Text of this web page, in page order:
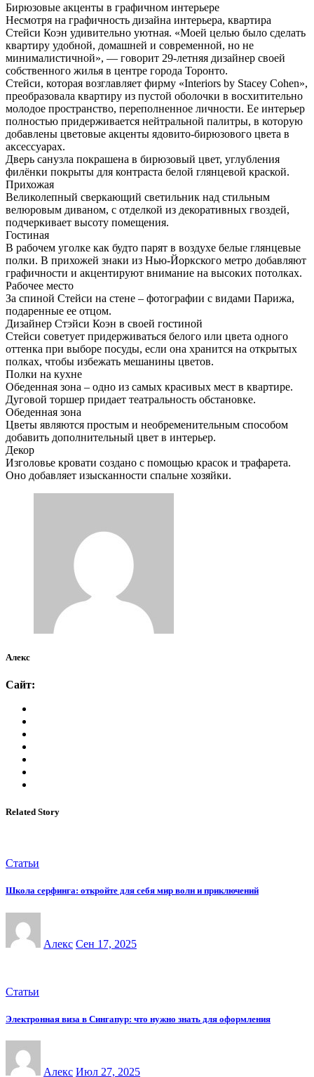
Бирюзовые акценты в графичном интерьере
Несмотря на графичность дизайна интерьера, квартира
Стейси Коэн удивительно уютная. «Моей целью было сделать
квартиру удобной, домашней и современной, но не
минималистичной», — говорит 29-летняя дизайнер своей
собственного жилья в центре города Торонто.
Стейси, которая возглавляет фирму «Interiors by Stacey Cohen»,
преобразовала квартиру из пустой оболочки в восхитительно
молодое пространство, переполненное личности. Ее интерьер
полностью придерживается нейтральной палитры, в которую
добавлены цветовые акценты ядовито-бирюзового цвета в
аксессуарах.
Дверь санузла покрашена в бирюзовый цвет, углубления
филёнки покрыты для контраста белой глянцевой краской.
Прихожая
Великолепный сверкающий светильник над стильным
велюровым диваном, с отделкой из декоративных гвоздей,
подчеркивает высоту помещения.
Гостиная
В рабочем уголке как будто парят в воздухе белые глянцевые
полки. В прихожей знаки из Нью-Йоркского метро добавляют
графичности и акцентируют внимание на высоких потолках.
Рабочее место
За спиной Стейси на стене – фотографии с видами Парижа,
подаренные ее отцом.
Дизайнер Стэйси Коэн в своей гостиной
Стейси советует придерживаться белого или цвета одного
оттенка при выборе посуды, если она хранится на открытых
полках, чтобы избежать мешанины цветов.
Полки на кухне
Обеденная зона – одно из самых красивых мест в квартире.
Дуговой торшер придает театральность обстановке.
Обеденная зона
Цветы являются простым и необременительным способом
добавить дополнительный цвет в интерьер.
Декор
Изголовье кровати создано с помощью красок и трафарета.
Оно добавляет изысканности спальне хозяйки.
Алекс
Сайт:
Related Story
Статьи
Школа серфинга: откройте для себя мир волн и приключений
Алекс Сен 17, 2025
Статьи
Электронная виза в Сингапур: что нужно знать для оформления
Алекс Июл 27, 2025